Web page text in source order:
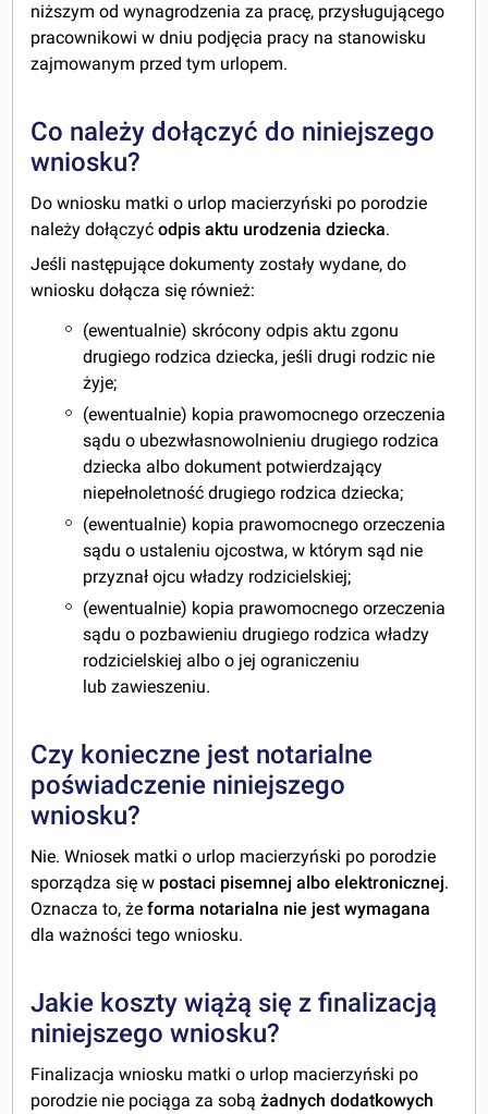
niższym od wynagrodzenia za pracę, przysługującego
pracownikowi w dniu podjęcia pracy na stanowisku
zajmowanym przed tym urlopem.
Co należy dołączyć do niniejszego
wniosku?
Do wniosku matki o urlop macierzyński po porodzie
należy dołączyćodpis aktu urodzenia dziecka.
Jeśli następujące dokumenty zostały wydane, do
wniosku dołącza się również:
(ewentualnie) skrócony odpis aktu zgonu
drugiego rodzica dziecka, jeśli drugi rodzic nie
żyje;
(ewentualnie) kopia prawomocnego orzeczenia
sądu o ubezwłasnowolnieniu drugiego rodzica
dziecka albo dokument potwierdzający
niepełnoletność drugiego rodzica dziecka;
(ewentualnie) kopia prawomocnego orzeczenia
sądu o ustaleniu ojcostwa, w którym sąd nie
przyznał ojcu władzy rodzicielskiej;
(ewentualnie) kopia prawomocnego orzeczenia
sądu o pozbawieniu drugiego rodzica władzy
rodzicielskiej albo o jej ograniczeniu
lub zawieszeniu.
Czy konieczne jest notarialne
poświadczenie niniejszego
wniosku?
Nie. Wniosek matki o urlop macierzyński po porodzie
sporządza się w postaci pisemnej albo elektronicznej.
Oznacza to, żeforma notarialna nie jest wymagana
dla ważności tego wniosku.
Jakie koszty wiążą się z finalizacją
niniejszego wniosku?
Finalizacja wniosku matki o urlop macierzyński po
porodzie nie pociąga za sobążadnych dodatkowych